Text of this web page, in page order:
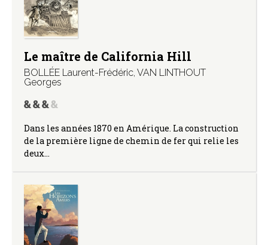
Le maître de California Hill
BOLLÉE Laurent-Frédéric, VAN LINTHOUT
Georges
Dans les années 1870 en Amérique. La construction
de la première ligne de chemin de fer qui relie les
deux…